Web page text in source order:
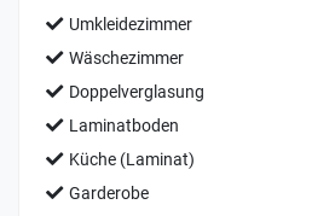
Umkleidezimmer
Wäschezimmer
Doppelverglasung
Laminatboden
Küche (Laminat)
Garderobe